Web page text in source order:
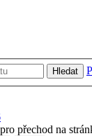
Hledat
přechod na